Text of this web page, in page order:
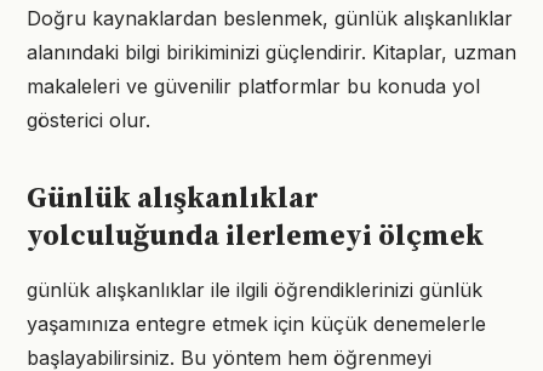
Doğru kaynaklardan beslenmek, günlük alışkanlıklar
alanındaki bilgi birikiminizi güçlendirir. Kitaplar, uzman
makaleleri ve güvenilir platformlar bu konuda yol
gösterici olur.
Günlük alışkanlıklar
yolculuğunda ilerlemeyi ölçmek
günlük alışkanlıklar ile ilgili öğrendiklerinizi günlük
yaşamınıza entegre etmek için küçük denemelerle
başlayabilirsiniz. Bu yöntem hem öğrenmeyi